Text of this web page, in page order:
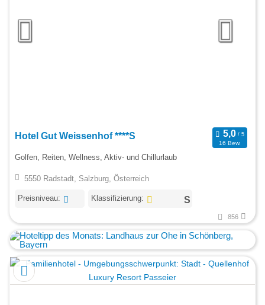
Hotel Gut Weissenhof ****S
16 Bew.
Golfen, Reiten, Wellness, Aktiv- und Chillurlaub
5550 Radstadt, Salzburg, Österreich
Preisniveau: Klassifizierung:
856